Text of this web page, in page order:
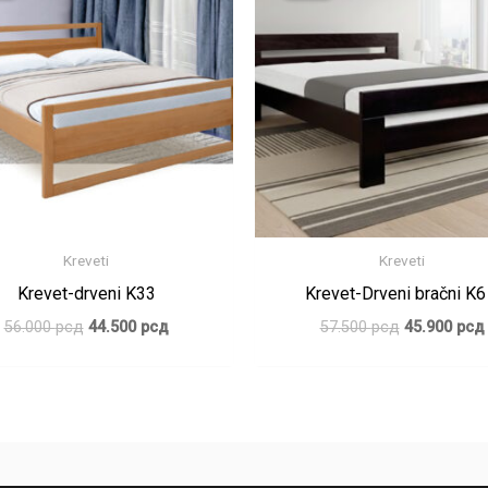
Kreveti
Krevet-drveni K33
56.000рсд
била:
56.000 рсд.
44.500 рсд
44.500 рсд.
Kreveti
Krevet-Drveni bračni K6
57.500рсд 45.900 рсд